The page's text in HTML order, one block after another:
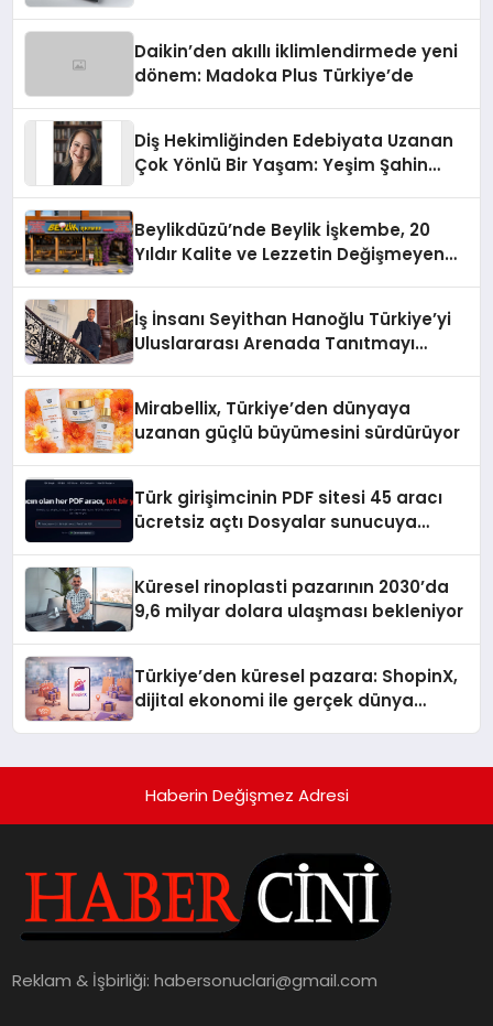
Daikin’den akıllı iklimlendirmede yeni
dönem: Madoka Plus Türkiye’de
Diş Hekimliğinden Edebiyata Uzanan
Çok Yönlü Bir Yaşam: Yeşim Şahin
Beylikdüzü’nde Beylik İşkembe, 20
Yıldır Kalite ve Lezzetin Değişmeyen
İş İnsanı Seyithan Hanoğlu Türkiye’yi
Uluslararası Arenada Tanıtmayı
Mirabellix, Türkiye’den dünyaya
uzanan güçlü büyümesini sürdürüyor
Türk girişimcinin PDF sitesi 45 aracı
ücretsiz açtı Dosyalar sunucuya
Küresel rinoplasti pazarının 2030’da
9,6 milyar dolara ulaşması bekleniyor
Türkiye’den küresel pazara: ShopinX,
dijital ekonomi ile gerçek dünya
Haberin Değişmez Adresi
Reklam & İşbirliği:habersonuclari@gmail.com